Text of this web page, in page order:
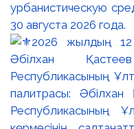
урбанистическую
30 августа 2026 года.